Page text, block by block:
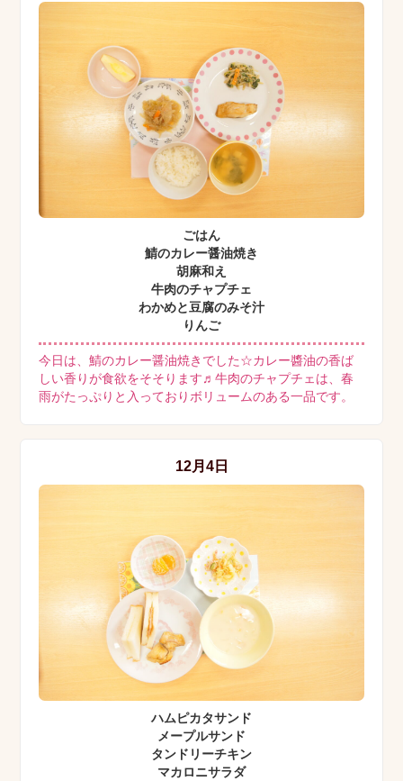
ごはん
鯖のカレー醤油焼き
胡麻和え
牛肉のチャプチェ
わかめと豆腐のみそ汁
りんご
今日は、鯖のカレー醤油焼きでした☆カレー醬油の香ば
しい香りが食欲をそそります♬牛肉のチャプチェは、春
雨がたっぷりと入っておりボリュームのある一品です。
12月4日
ハムピカタサンド
メープルサンド
タンドリーチキン
マカロニサラダ